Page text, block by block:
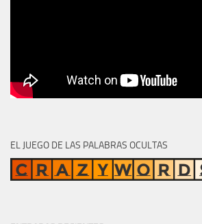
EL JUEGO DE LAS PALABRAS OCULTAS